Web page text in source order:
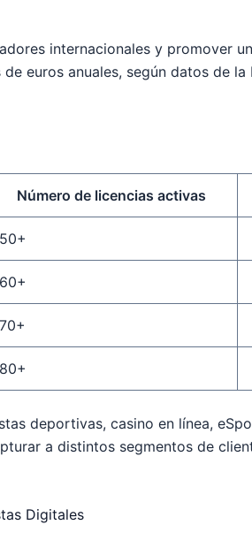
internacionales y promover
de euros anuales, según datos de
Número de licencias activas
50+
60+
70+
80+
deportivas, casino en línea,
a distintos segmentos de
Digitales